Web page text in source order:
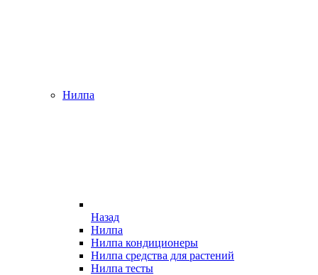
Нилпа
Назад
Нилпа
Нилпа кондиционеры
Нилпа средства для растений
Нилпа тесты